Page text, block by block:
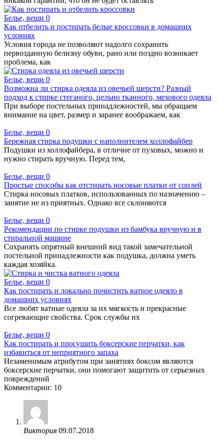
Белье, вещи 0
Как отбелить и постирать белые кроссовки в домашних
условиях
Условия города не позволяют надолго сохранить
первозданную белизну обуви, рано или поздно возникает
проблема, как
Белье, вещи 0
Возможна ли стирка одеяла из овечьей шерсти? Разный
подход к стирке стеганого, цельно тканного, мехового одеяла
При выборе постельных принадлежностей, мы обращаем
внимание на цвет, размер и заранее воображаем, как
Белье, вещи 0
Бережная стирка подушки с наполнителем холлофайбер
Подушки из холлофайбера, в отличие от пуховых, можно и
нужно стирать вручную. Перед тем,
Белье, вещи 0
Простые способы как отстирать носовые платки от соплей
Стирка носовых платков, использованных по назначению –
занятие не из приятных. Однако все склоняются
Белье, вещи 0
Рекомендации по стирке подушки из бамбука вручную и в
стиральной машине
Сохранять опрятный внешний вид такой замечательной
постельной принадлежности как подушка, должна уметь
каждая хозяйка.
Белье, вещи 0
Как постирать и локально почистить ватное одеяло в
домашних условиях
Все любят ватные одеяла за их мягкость и прекрасные
согревающие свойства. Срок службы их
Белье, вещи 0
Как постирать и просушить боксерские перчатки, как
избавиться от неприятного запаха
Незаменимым атрибутом при занятиях боксом являются
боксерские перчатки, они помогают защитить от серьезных
повреждений
Комментарии: 10
Виктория 09.07.2018